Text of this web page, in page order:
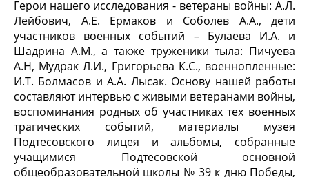
Герои нашего исследования - ветераны войны: А.Л.
Лейбович, А.Е. Ермаков и Соболев А.А., дети
участников военных событий – Булаева И.А. и
Шадрина А.М., а также труженики тыла: Пичуева
А.Н, Мудрак Л.И., Григорьева К.С., военнопленные:
И.Т. Болмасов и А.А. Лысак. Основу нашей работы
составляют интервью с живыми ветеранами войны,
воспоминания родных об участниках тех военных
трагических событий, материалы музея
Подтесовского лицея и альбомы, собранные
учащимися Подтесовской основной
общеобразовательной школы № 39 к дню Победы,